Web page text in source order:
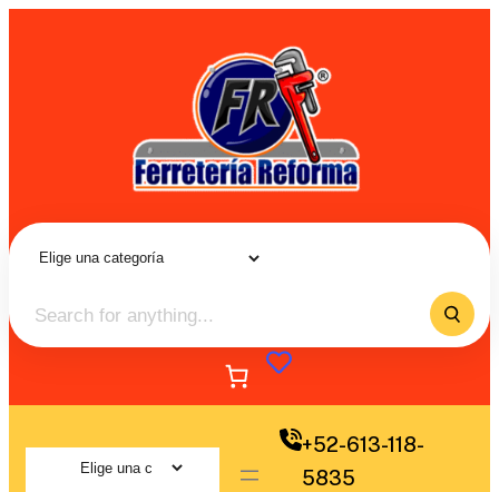
+52-613-118-
5835